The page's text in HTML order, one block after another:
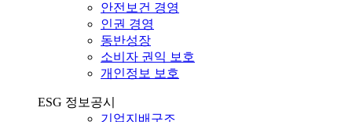
안전보건 경영
인권 경영
동반성장
소비자 권익 보호
개인정보 보호
ESG 정보공시
기업지배구조